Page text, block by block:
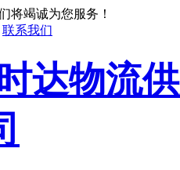
将竭诚为您服务！
联系我们